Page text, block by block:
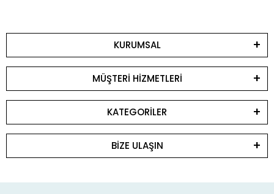
KURUMSAL
MÜŞTERİ HİZMETLERİ
KATEGORİLER
BİZE ULAŞIN